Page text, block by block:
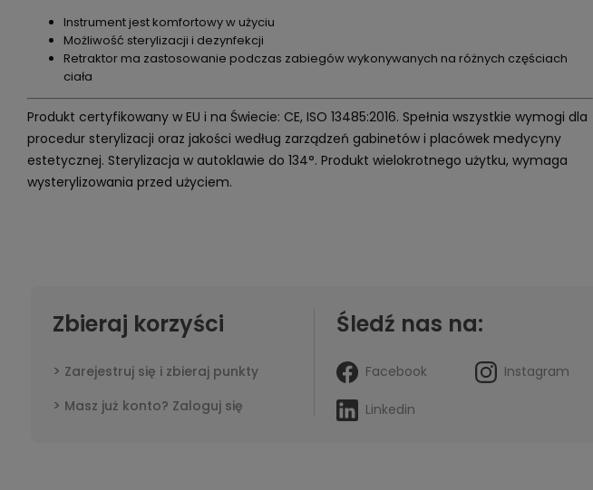
Instrument jest komfortowy w użyciu
Możliwość sterylizacji i dezynfekcji
Retraktor ma zastosowanie podczas zabiegów wykonywanych na różnych częściach
ciała
Produkt certyfikowany w EU i na Świecie: CE, ISO 13485:2016. Spełnia wszystkie wymogi dla
procedur sterylizacji oraz jakości według zarządzeń gabinetów i placówek medycyny
estetycznej. Sterylizacja w autoklawie do 134°. Produkt wielokrotnego użytku, wymaga
wysterylizowania przed użyciem.
Zbieraj korzyści
Zarejestruj się i zbieraj punkty
Masz już konto? Zaloguj się
Śledź nas na:
Facebook Instagram
Linkedin